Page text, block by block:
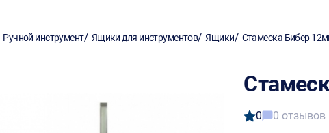
Ручной инструмент/ Ящики для инструментов/Ящики/ Стамеска Бибер
0 0 отзывов